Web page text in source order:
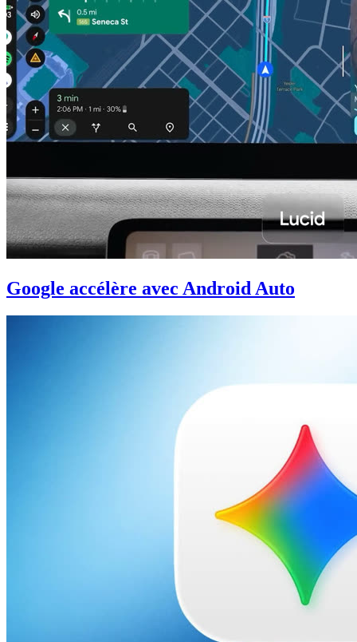
Google accélère avec Android Auto